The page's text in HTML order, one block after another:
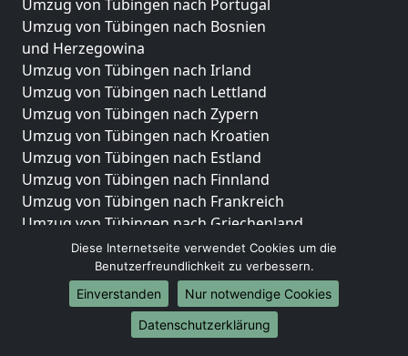
Umzug von Tübingen nach Portugal
Umzug von Tübingen nach Bosnien
und Herzegowina
Umzug von Tübingen nach Irland
Umzug von Tübingen nach Lettland
Umzug von Tübingen nach Zypern
Umzug von Tübingen nach Kroatien
Umzug von Tübingen nach Estland
Umzug von Tübingen nach Finnland
Umzug von Tübingen nach Frankreich
Umzug von Tübingen nach Griechenland
Umzug von Tübingen nach Italien
Umzug von Tübingen nach Liechtenstein
Umzug von Tübingen nach Luxemburg
Umzug von Tübingen nach Niederlande
Umzug von Tübingen nach Norwegen
Diese Internetseite verwendet Cookies um die
Benutzerfreundlichkeit zu verbessern.
Einverstanden
Nur notwendige Cookies
Datenschutzerklärung